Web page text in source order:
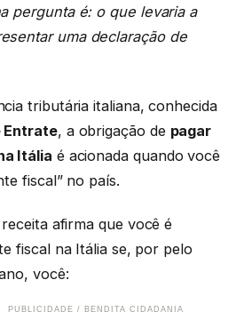
pergunta é: o que levaria a
uma declaração de
tributária italiana, conhecida
Entrate, a obrigação de pagar
Itália é acionada quando você
fiscal” no país.
afirma que você é
fiscal na Itália se, por pelo
você:
PUBLICIDADE / BENDITA CIDADANIA